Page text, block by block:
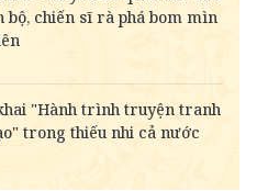
6,347.10
6,485.21
84,917.43
18,406.17
18,995.72
31,804.84
32,823.55